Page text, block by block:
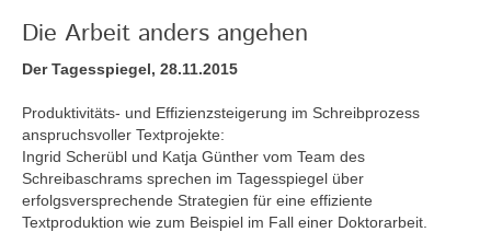
Die Arbeit anders angehen
Der Tagesspiegel, 28.11.2015
Produktivitäts- und Effizienzsteigerung im Schreibprozess
anspruchsvoller Textprojekte:
Ingrid Scherübl und Katja Günther vom Team des
Schreibaschrams sprechen im Tagesspiegel über
erfolgsversprechende Strategien für eine effiziente
Textproduktion wie zum Beispiel im Fall einer Doktorarbeit.